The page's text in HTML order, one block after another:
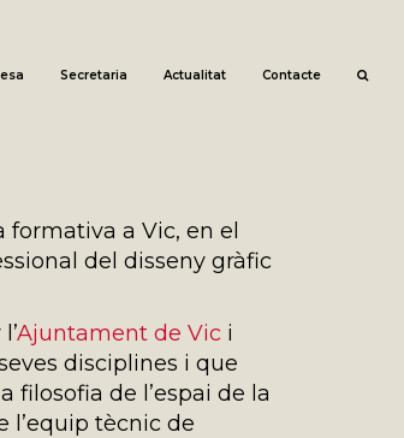
Secretaria Actualitat Contacte
formativa a Vic, en el
del disseny gràfic
Ajuntament de Vic i
disciplines i que
filosofia de l’espai de la
l’equip tècnic de